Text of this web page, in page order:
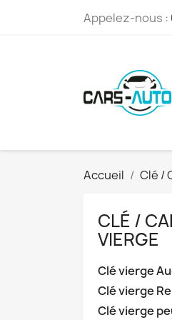
Appelez-nous :
Accueil Clé /
CLÉ /
VIERGE
Clé vierge
Clé vierge
Clé vierge